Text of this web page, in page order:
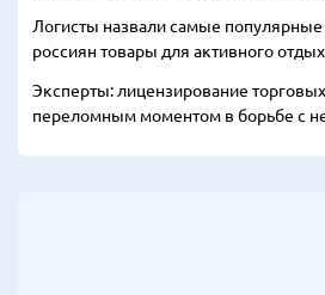
Логисты назвали самые популярные
россиян товары для активного
Эксперты: лицензирование торговых
переломным моментом в борьбе с